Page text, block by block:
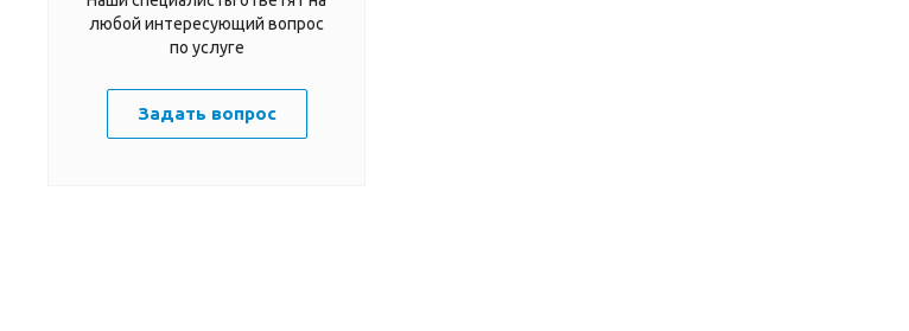
любой интересующий вопрос
по услуге
Задать вопрос